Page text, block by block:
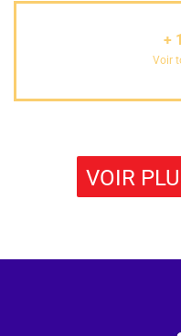
+
Voir
VOIR